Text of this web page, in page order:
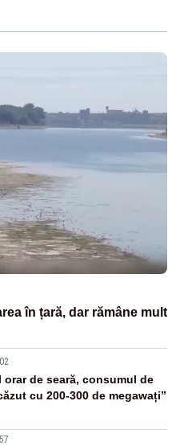
în țară, dar rămâne mult
orar de seară, consumul de
cu 200-300 de megawați”